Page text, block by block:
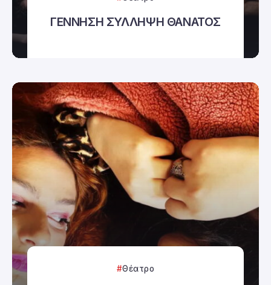
ΓΕΝΝΗΣΗ ΣΥΛΛΗΨΗ ΘΑΝΑΤΟΣ
Θέατρο